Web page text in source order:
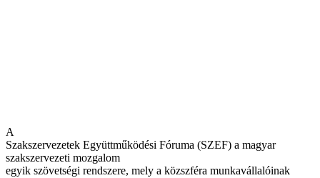
A
Szakszervezetek Együttműködési Fóruma (SZEF) a magyar
szakszervezeti mozgalom
egyik szövetségi rendszere, mely a közszféra munkavállalóinak